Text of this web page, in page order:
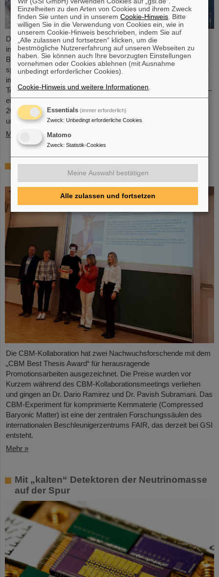
Das GSI Helmholtzzentrum für Schwerionenforschung und die
internationale Beschleunigeranlage FAIR haben einen wichtigen
Beitrag zum Erfolg der Artemis-II-Mondmission geleistet. Eine
speziell entwickelte Kamera für den Einsatz im Weltraum wurde
im Vorfeld erfolgreich unter realitätsnahen Bedingungen am
Teilchenbeschleuniger von GSI und FAIR getestet. Die Kamera –
ein speziell angepasstes Modell der Nikon Z9 – wurde im März
2025 von der NASA am Teilchenbeschleuniger von GSI/FAIR
umfangreichen ...
Mehr »
CBM-Dissertationspreis für Dario Ramirez
und Pavish Subramani
Die CBM-Kollaboration hat zwei Nachwuchsforschende mit dem
„CBM Best Thesis Award“ für herausragende
Promotionsarbeiten ausgezeichnet. Die Preise wurden vor
Kurzem während des CBM-Kollaborationsmeetings verliehen
und gingen an Dr. Dario Ramirez und Dr. Pavish Subramani. Das
CBM-Experiment für komprimierte Kernmaterie (Compressed
Baryonic Matter) ist eine der zentralen Forschungssäulen des
internationalen Beschleunigerzentrums FAIR, das derzeit bei GSI
entsteht.
Mehr »
Mit „kalten“ Detektoren der Neutrinomasse
auf der Spur
Einzelheiten zu den Arten von Cookies und ihrem Zweck
finden Sie unten und in unseremCookie-Hinweis . Bitte
willigen Sie in die Verwendung von Cookies ein, wie in
unserem Cookie-Hinweis beschrieben, indem Sie auf
„Alle zulassen und fortsetzen“ klicken, um die
bestmögliche Nutzererfahrung auf unseren Webseiten zu
haben. Sie können auch Ihre bevorzugten Einstellungen
vornehmen oder Cookies ablehnen (mit Ausnahme
unbedingt erforderlicher Cookies).
Cookie-Hinweis und weitere Informationen
Essentials (immer erforderlich)
Zweck: Unbedingt erforderliche Cookies
Matomo
Zweck: Statistik-Cookies
Meine Auswahl bestätigen
Alle zulassen und fortsetzen